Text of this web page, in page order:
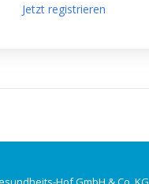
Jetzt registrieren